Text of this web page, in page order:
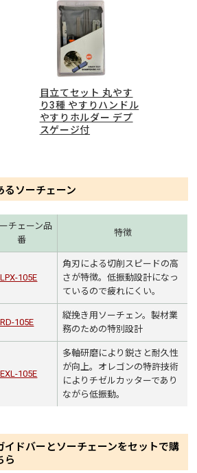
目立てセット 丸やす
り3種 やすりハンドル
やすりホルダー デプ
スゲージ付
るソーチェーン
チェーン品
番
特徴
105E
角刃による切削スピードの高
さが特徴。低振動設計になっ
ているので疲れにくい。
105E
縦挽き用ソーチェン。製材業
務のための特別設計
105E
多軸研磨により鋭さと耐久性
が向上。オレゴンの特許技術
によりチゼルカッターであり
ながら低振動。
イドバーとソーチェーンをセットで購
ら